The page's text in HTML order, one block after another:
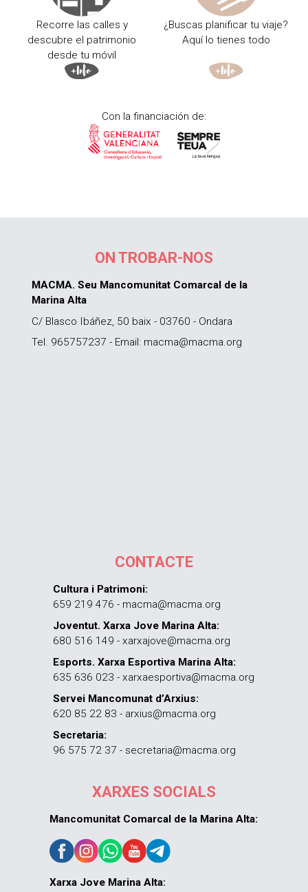
Recorre las calles y
descubre el patrimonio
desde tu móvil
¿Buscas planificar tu viaje?
Aquí lo tienes todo
Con la financiación de:
ON TROBAR-NOS
MACMA. Seu Mancomunitat Comarcal de la
Marina Alta
C/ Blasco Ibáñez, 50 baix - 03760 - Ondara
Tel. 965757237 - Email: macma@macma.org
CONTACTE
Cultura i Patrimoni:
659 219 476 - macma@macma.org
Joventut. Xarxa Jove Marina Alta:
680 516 149 - xarxajove@macma.org
Esports. Xarxa Esportiva Marina Alta:
635 636 023 - xarxaesportiva@macma.org
Servei Mancomunat d’Arxius:
620 85 22 83 - arxius@macma.org
Secretaria:
96 575 72 37 - secretaria@macma.org
XARXES SOCIALS
Mancomunitat Comarcal de la Marina Alta:
Xarxa Jove Marina Alta: